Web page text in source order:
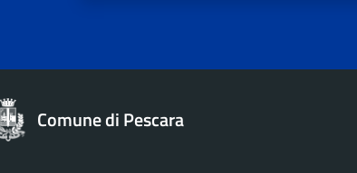
Comune di Pescara